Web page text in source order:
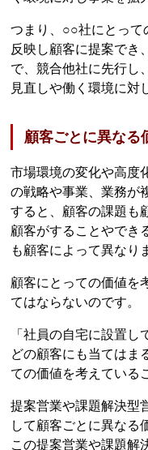
つまり、○○社にとって
反映し顧客に提案でき
で、競合他社に先行し
見直しや働く環境に対
顧客ごとに異なる
市場環境の変化や高度
の戦略や事業、業務が
すると、顧客の課題も
顧客がすることやでき
も顧客によって異なり
顧客にとっての価値を
てはならないのです。
「社員の自宅に設置
どの顧客にも当てはま
ての価値を考えている
提案営業や課題解決型
して顧客ごとに異なる
この提案営業や課題解